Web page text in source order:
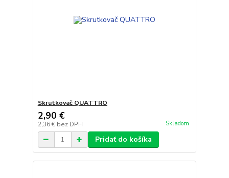
Skrutkovač QUATTRO
2,90 €
2,36 € bez DPH Skladom
Pridať do košíka